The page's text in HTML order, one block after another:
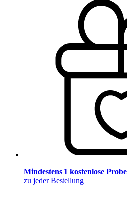
Mindestens 1 kostenlose Probe
zu jeder Bestellung